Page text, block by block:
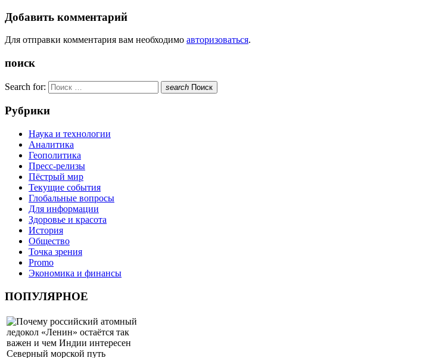
Добавить комментарий
Для отправки комментария вам необходимо авторизоваться.
поиск
Search for: search Поиск
Рубрики
Наука и технологии
Аналитика
Геополитика
Пресс-релизы
Пёстрый мир
Текущие события
Глобальные вопросы
Для информации
Здоровье и красота
История
Общество
Точка зрения
Promo
Экономика и финансы
ПОПУЛЯРНОЕ